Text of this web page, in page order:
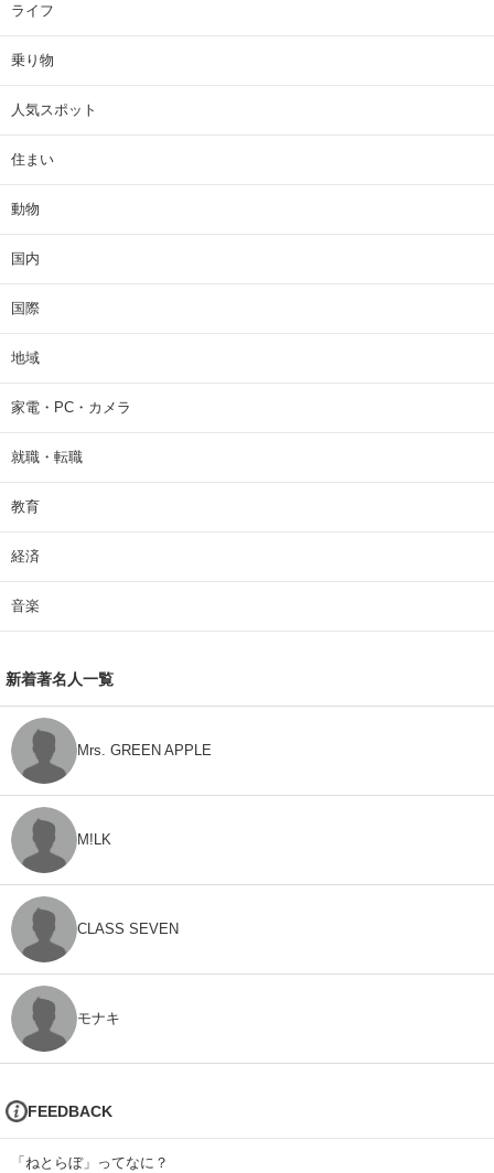
ライフ
乗り物
人気スポット
住まい
動物
国内
国際
地域
家電・PC・カメラ
就職・転職
教育
経済
音楽
新着著名人一覧
Mrs. GREEN APPLE
M!LK
CLASS SEVEN
モナキ
FEEDBACK
「ねとらぼ」ってなに？